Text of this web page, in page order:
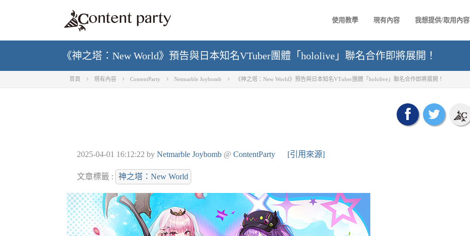
使用教學 現有內容 我想提供/取用內容
《神之塔：New World》預告與日本知名VTuber團體「hololive」聯名合作即將展開！
首頁 現有內容 ContentParty Netmarble Joybomb 《神之塔：New World》預告與日本知名VTuber團體「hololive」聯名合作即將展開！
2025-04-01 16:12:22 by Netmarble Joybomb @ ContentParty [引用來源]
文章標籤 : 神之塔：New World